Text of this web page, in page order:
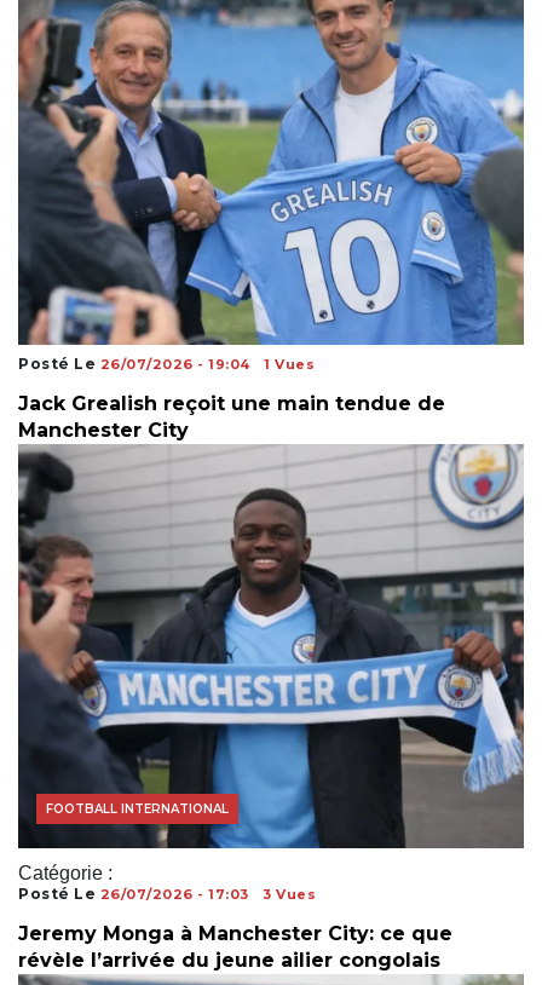
Posté Le 26/07/2026 - 19:04 1 Vues
Jack Grealish reçoit une main tendue de
Manchester City
Catégorie :
ACTUALITÉS FOOTBALL
FOOTBALL AFRICAIN
FOOTBALL INTERNATIONAL
Posté Le 26/07/2026 - 17:03 3 Vues
Jeremy Monga à Manchester City: ce que
révèle l’arrivée du jeune ailier congolais